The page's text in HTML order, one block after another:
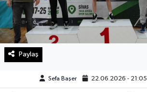
Paylaş
Sefa Başer 22.06.2026 - 21:05
Resmi İlan
Sağlık
Spor